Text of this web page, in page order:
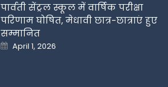
पार्वती सेंट्रल स्कूल में वार्षिक परीक्षा
परिणाम घोषित, मेधावी छात्र-छात्राएं हुए
सम्मानित
Posted
on
April 1, 2026